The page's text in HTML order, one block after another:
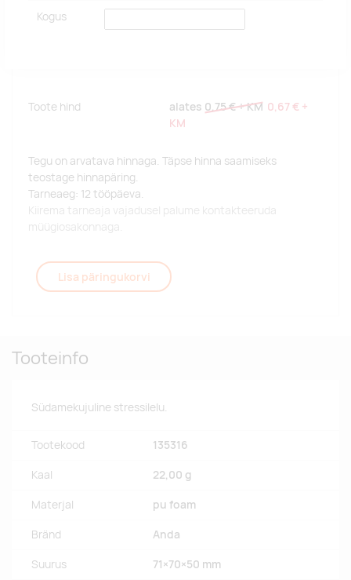
Kogus
Toote hind alates 0,75 €+ KM 0,67 € +
KM
Tegu on arvatava hinnaga. Täpse hinna saamiseks
teostage hinnapäring.
Tarneaeg: 12 tööpäeva.
Kiirema tarneaja vajadusel palume kontakteeruda
müügiosakonnaga.
Lisa päringukorvi
Tooteinfo
Südamekujuline stressilelu.
Tootekood 135316
Kaal 22,00 g
Materjal pu foam
Bränd Anda
Suurus 71×70×50 mm